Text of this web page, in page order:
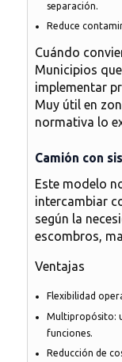
separación.
Reduce
Cuándo
Municipios
implementar
Muy útil en
normativa lo
Camión con
Este modelo
intercambiar
según la
escombros,
Ventajas
Flexibilidad
Multipropósito:
funciones.
Reducción de